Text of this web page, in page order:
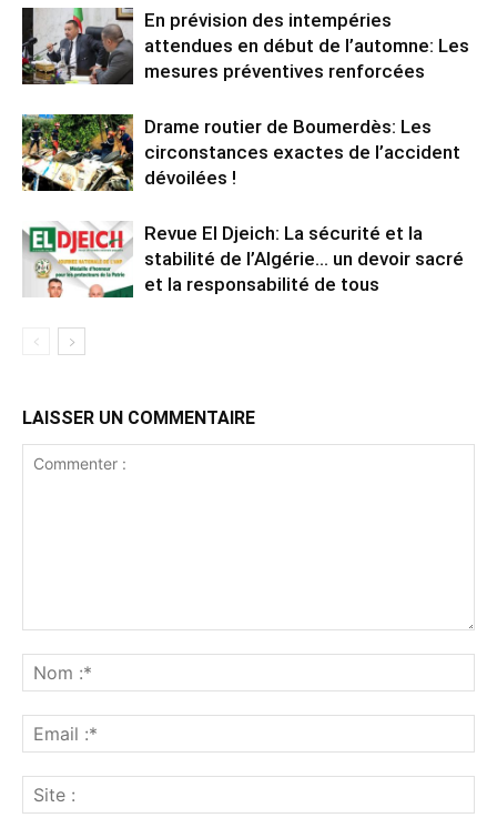
En prévision des intempéries
attendues en début de l’automne: Les
mesures préventives renforcées
Drame routier de Boumerdès: Les
circonstances exactes de l’accident
dévoilées !
Revue El Djeich: La sécurité et la
stabilité de l’Algérie… un devoir sacré
et la responsabilité de tous
LAISSER UN COMMENTAIRE